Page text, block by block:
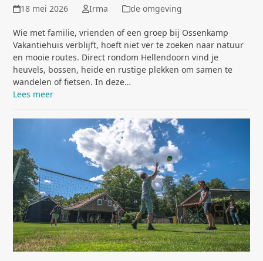
18 mei 2026 Irma de omgeving
Wie met familie, vrienden of een groep bij Ossenkamp
Vakantiehuis verblijft, hoeft niet ver te zoeken naar natuur
en mooie routes. Direct rondom Hellendoorn vind je
heuvels, bossen, heide en rustige plekken om samen te
wandelen of fietsen. In deze…
Lees meer